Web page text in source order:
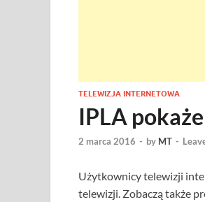
TELEWIZJA INTERNETOWA
IPLA
2 marca 2016 - by MT -
Użytkownicy telewizji
telewizji. Zobaczą także